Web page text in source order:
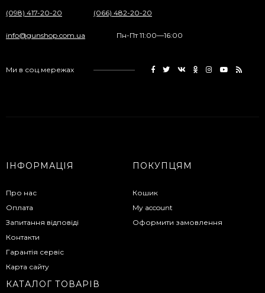
(098) 417-20-20 (066) 482-20-20
info@gunshop.com.ua Пн-Пт 11:00—16:00
Ми в соц.мережах
ІНФОРМАЦІЯ
Про нас
Оплата
Запитання відповіді
Контакти
Гарантія сервіс
Карта сайту
ПОКУПЦЯМ
Кошик
My account
Оформити замовлення
КАТАЛОГ ТОВАРІВ